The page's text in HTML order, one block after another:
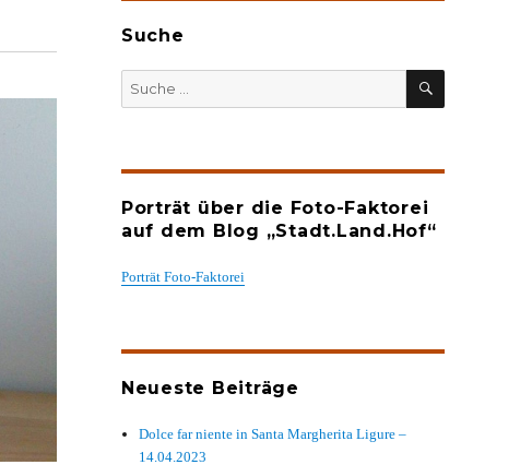
Suche
SUCHEN
Porträt über die Foto-Faktorei
auf dem Blog „Stadt.Land.Hof“
Porträt Foto-Faktorei
Neueste Beiträge
Dolce far niente in Santa Margherita Ligure –
14.04.2023